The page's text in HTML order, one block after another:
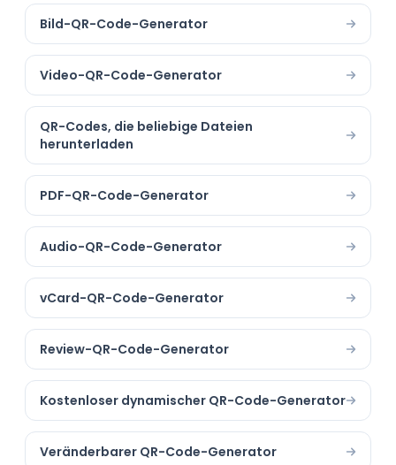
Bild-QR-Code-Generator
Video-QR-Code-Generator
QR-Codes, die beliebige Dateien
herunterladen
PDF-QR-Code-Generator
Audio-QR-Code-Generator
vCard-QR-Code-Generator
Review-QR-Code-Generator
Kostenloser dynamischer QR-Code-Generator
Veränderbarer QR-Code-Generator